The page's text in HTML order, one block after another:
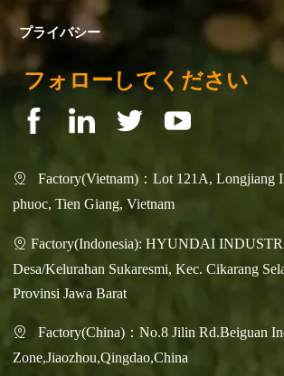
プライバシー
フォローしてください

Factory(Vietnam)：Lot 121A, Longjiang
phuoc, Tien Giang, Vietnam
 Factory(Indonesia): HYUNDAI
Desa/Kelurahan Sukaresmi, Kec. Cikarang
Provinsi Jawa Barat

Factory(China)：No.8 Jilin Rd.Beiguan
Zone,Jiaozhou,Qingdao,China